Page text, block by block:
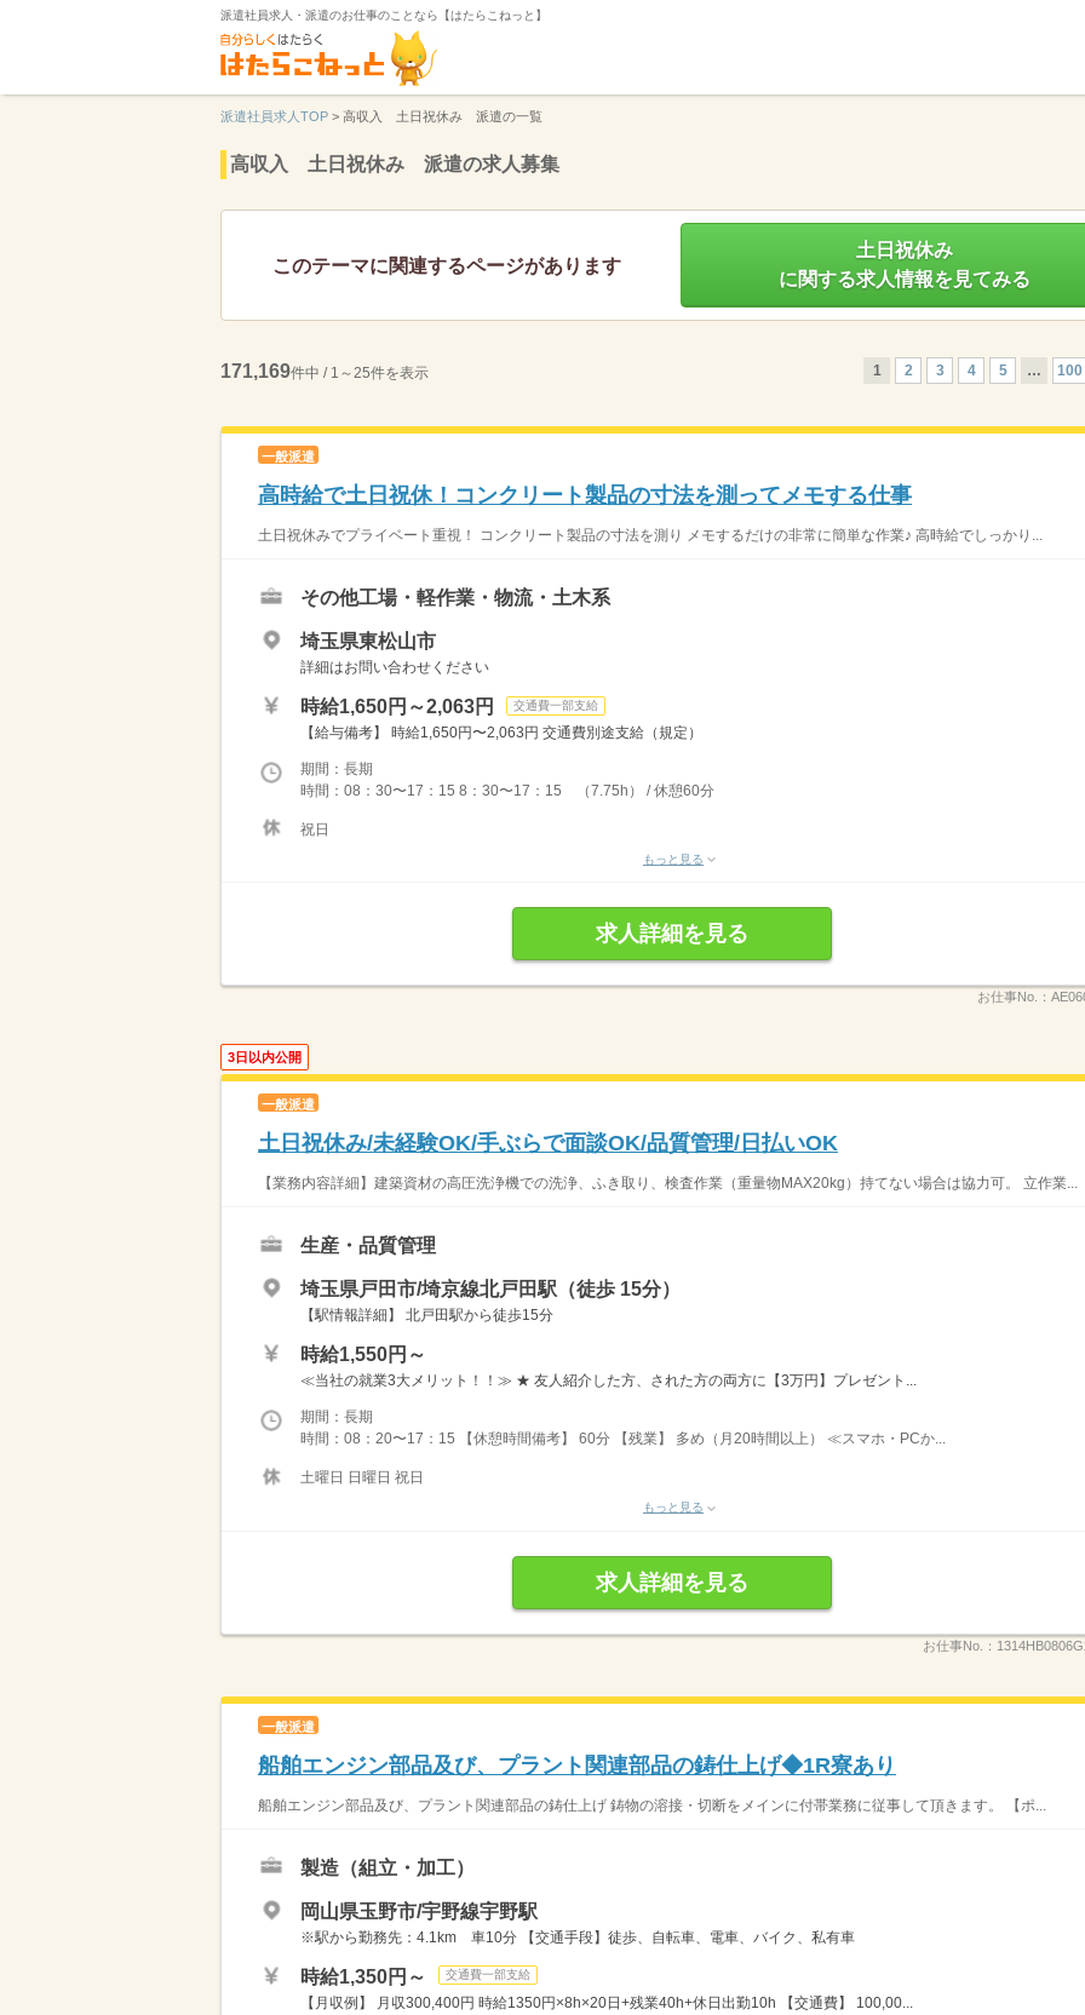
派遣社員求人・派遣のお仕事のことなら【はたらこねっと】
派遣社員求人TOP > 高収入 土日祝休み 派遣の一覧
高収入 土日祝休み 派遣の求人募集
このテーマに関連するページがあります
土日祝休み
に関する求人情報を見てみる
171,169件中 / 1～25件を表示 1 2 3 4 5 … 100
一般派遣
高時給で土日祝休！コンクリート製品の寸法を測ってメモする仕事
土日祝休みでプライベート重視！ コンクリート製品の寸法を測り メモするだけの非常に簡単な作業♪ 高時給でしっかり...
その他工場・軽作業・物流・土木系
埼玉県東松山市
詳細はお問い合わせください
時給1,650円～2,063円 交通費一部支給
【給与備考】 時給1,650円〜2,063円 交通費別途支給（規定）
期間：長期
時間：08：30〜17：15 8：30〜17：15 （7.75h） / 休憩60分
祝日
もっと見る
求人詳細を見る
お仕事No.：
3日以内公開
一般派遣
土日祝休み/未経験OK/手ぶらで面談OK/品質管理/日払いOK
【業務内容詳細】建築資材の高圧洗浄機での洗浄、ふき取り、検査作業（重量物MAX20kg）持てない場合は協力可。 立作業...
生産・品質管理
埼玉県戸田市/埼京線北戸田駅（徒歩 15分）
【駅情報詳細】 北戸田駅から徒歩15分
時給1,550円～
≪当社の就業3大メリット！！≫ ★ 友人紹介した方、された方の両方に【3万円】プレゼント...
期間：長期
時間：08：20〜17：15 【休憩時間備考】 60分 【残業】 多め（月20時間以上） ≪スマホ・PCか...
土曜日 日曜日 祝日
もっと見る
求人詳細を見る
お仕事No.：
一般派遣
船舶エンジン部品及び、プラント関連部品の鋳仕上げ◆1R寮あり
船舶エンジン部品及び、プラント関連部品の鋳仕上げ 鋳物の溶接・切断をメインに付帯業務に従事して頂きます。 【ポ...
製造（組立・加工）
岡山県玉野市/宇野線宇野駅
※駅から勤務先：4.1km 車10分 【交通手段】徒歩、自転車、電車、バイク、私有車
時給1,350円～ 交通費一部支給
【月収例】 月収300,400円 時給1350円×8h×20日+残業40h+休日出勤10h 【交通費】 100,00...